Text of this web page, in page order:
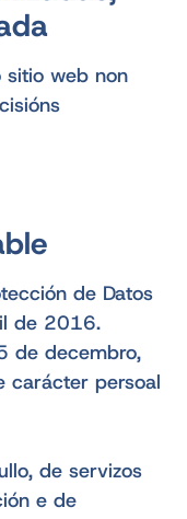
sitio web non
de Datos
de 2016.
de decembro,
carácter persoal
de servizos
e de